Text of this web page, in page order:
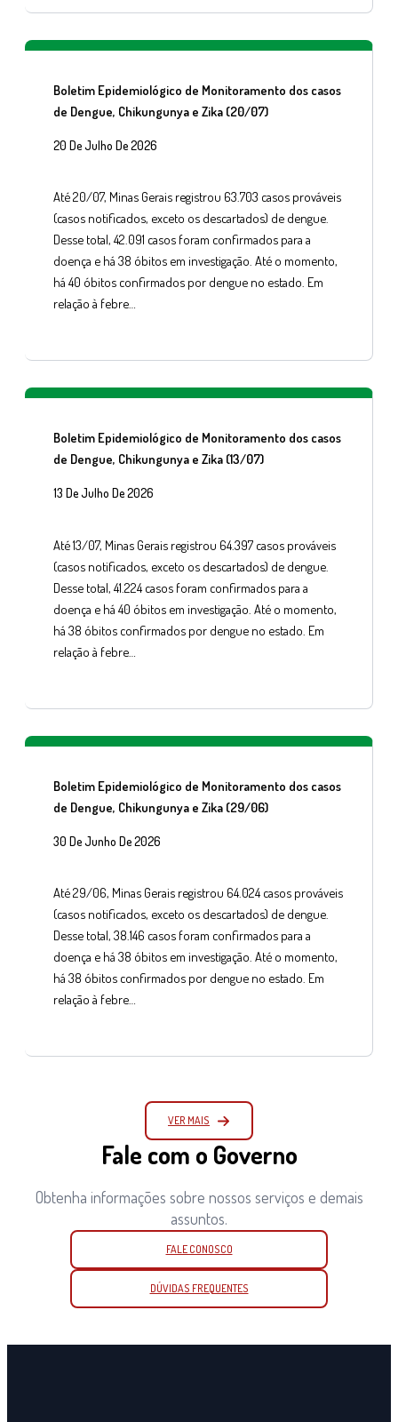
Boletim Epidemiológico de Monitoramento dos casos
de Dengue, Chikungunya e Zika (20/07)
20 De Julho De 2026
Até 20/07, Minas Gerais registrou 63.703 casos prováveis
(casos notificados, exceto os descartados) de dengue.
Desse total, 42.091 casos foram confirmados para a
doença e há 38 óbitos em investigação. Até o momento,
há 40 óbitos confirmados por dengue no estado. Em
relação à febre…
Boletim Epidemiológico de Monitoramento dos casos
de Dengue, Chikungunya e Zika (13/07)
13 De Julho De 2026
Até 13/07, Minas Gerais registrou 64.397 casos prováveis
(casos notificados, exceto os descartados) de dengue.
Desse total, 41.224 casos foram confirmados para a
doença e há 40 óbitos em investigação. Até o momento,
há 38 óbitos confirmados por dengue no estado. Em
relação à febre…
Boletim Epidemiológico de Monitoramento dos casos
de Dengue, Chikungunya e Zika (29/06)
30 De Junho De 2026
Até 29/06, Minas Gerais registrou 64.024 casos prováveis
(casos notificados, exceto os descartados) de dengue.
Desse total, 38.146 casos foram confirmados para a
doença e há 38 óbitos em investigação. Até o momento,
há 38 óbitos confirmados por dengue no estado. Em
relação à febre…
VER MAIS
Fale com o Governo
Obtenha informações sobre nossos serviços e demais
assuntos.
FALE CONOSCO
DÚVIDAS FREQUENTES